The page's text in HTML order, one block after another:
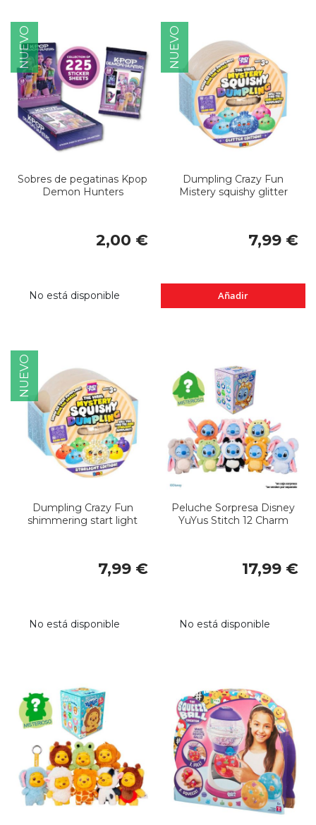
NUEVO
Sobres de pegatinas Kpop
Demon Hunters
2,00 €
No está disponible
NUEVO
Dumpling Crazy Fun
Mistery squishy glitter
7,99 €
Añadir
NUEVO
Dumpling Crazy Fun
shimmering start light
7,99 €
No está disponible
Peluche Sorpresa Disney
YuYus Stitch 12 Charm
17,99 €
No está disponible